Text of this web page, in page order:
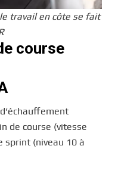
travail en côte se fait
course
de course (vitesse
sprint (niveau 10 à